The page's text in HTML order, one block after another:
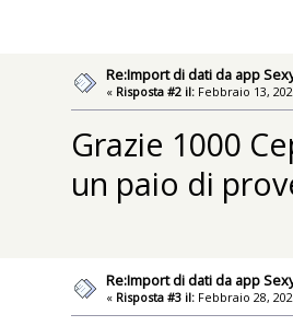
Re:Import di dati da app
« Risposta #2 il: Febbraio 13,
Grazie 1000
un paio di
Re:Import di dati da app
« Risposta #3 il: Febbraio 28,